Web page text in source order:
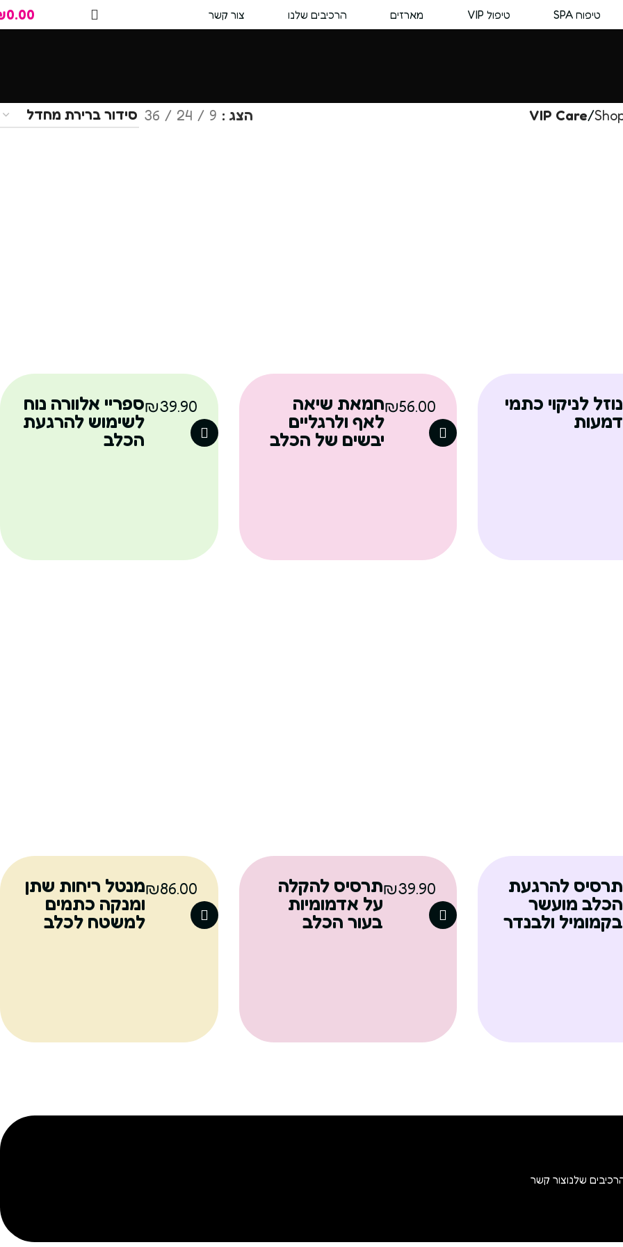
טיפוח SPA טיפול VIP מארזים הרכיבים שלנו צור קשר 0.00
VIP Care הצג 9
24
36
נוזל לניקוי כתמי
דמעות
חמאת שיאה
לאף ולרגליים
יבשים של הכלב
₪56.00
ספריי אלוורה נוח
לשימוש להרגעת
הכלב
₪39.90
תרסיס להרגעת
הכלב מועשר
בקמומיל ולבנדר
תרסיס להקלה
על אדמומיות
בעור הכלב
₪39.90
מנטל ריחות שתן
ומנקה כתמים
למשטח לכלב
₪86.00
שלנוצור קשר